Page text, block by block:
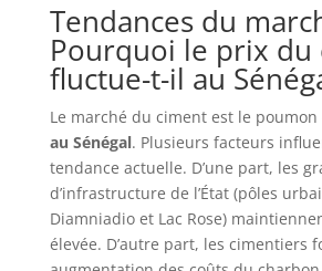
Tendances du
Pourquoi le prix du
fluctue-t-il au
Le marché du ciment est le poumon
au Sénégal. Plusieurs facteurs
tendance actuelle. D’une part, les
d’infrastructure de l’État (pôles
Diamniadio et Lac Rose)
élevée. D’autre part, les cimentiers